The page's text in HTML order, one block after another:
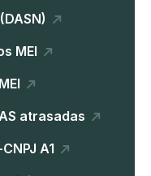
MEI
atrasadas
A1